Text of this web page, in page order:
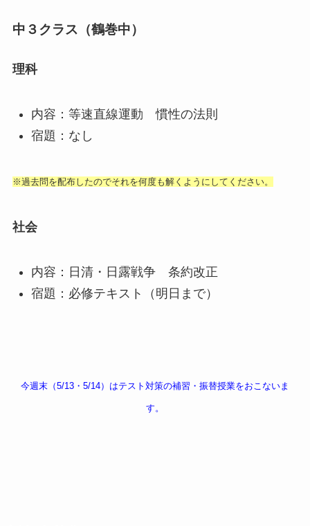
中３クラス（鶴巻中）
理科
内容：等速直線運動 慣性の法則
宿題：なし
※過去問を配布したのでそれを何度も解くようにしてください。
社会
内容：日清・日露戦争 条約改正
宿題：必修テキスト（明日まで）
今週末（5/13・5/14）はテスト対策の補習・振替授業をおこないま
す。